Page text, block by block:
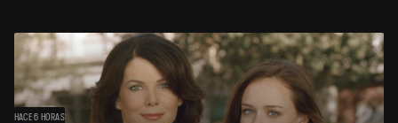
HACE 6 HORAS